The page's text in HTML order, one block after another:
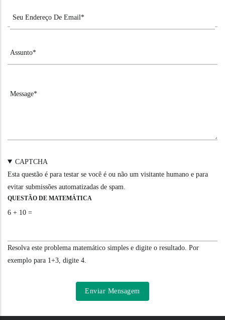
CAPTCHA
Esta questão é para testar se você é ou não um visitante humano e para
evitar submissões automatizadas de spam.
QUESTÃO DE MATEMÁTICA
6 + 10 =
Resolva este problema matemático simples e digite o resultado. Por
exemplo para 1+3, digite 4.